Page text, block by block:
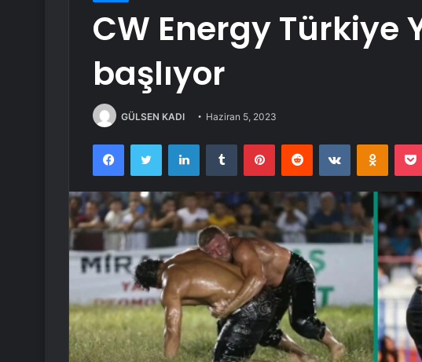
CW Energy Türkiye
başlıyor
GÜLSEN KADI Haziran 5, 2023
FacebookTwitter LinkedInTumblr PinterestReddit VKontakte